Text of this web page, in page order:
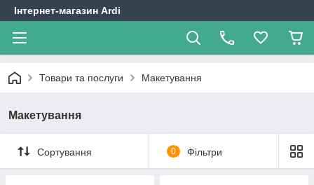
Інтернет-магазин Ardi
Товари та послуги Макетування
Макетування
Сортування 0 Фільтри